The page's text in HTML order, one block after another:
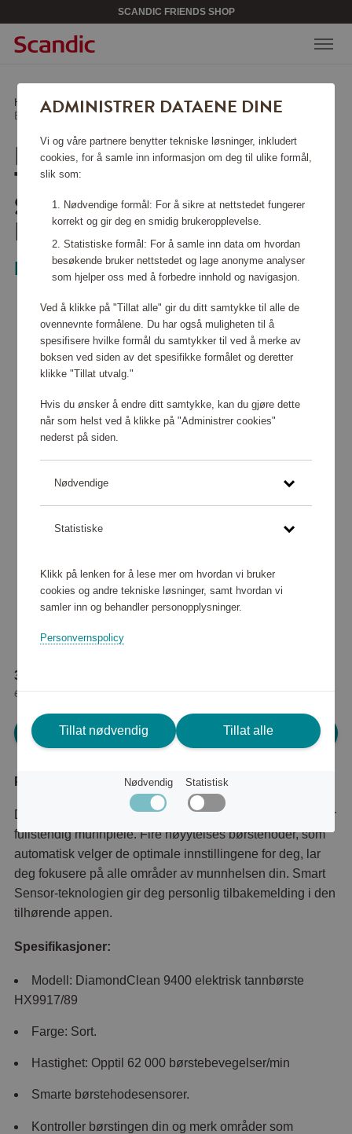
SCANDIC FRIENDS SHOP
Hjem /Hjemelektronikk/Personlig pleie/
Elektrisk Tannbørste Sonicare DiamondClean 9400
ELEKTRISK
TANNBØRSTE
SONICARE
DIAMONDCLEAN 9400
Philips
387 440 poeng
eller
Logg inn for å handle
Produktbeskrivelse
DiamondClean Smart 9400 er Philips beste tannbørste for
fullstendig munnpleie. Fire høyytelses børstehoder, som
automatisk velger de optimale innstillingene for deg, lar
deg fokusere på alle områder av munnhelsen din. Smart
Sensor-teknologien gir deg personlig tilbakemelding i den
tilhørende appen.
Spesifikasjoner:
Modell: DiamondClean 9400 elektrisk tannbørste
HX9917/89
Farge: Sort.
Hastighet: Opptil 62 000 børstebevegelser/min
Smarte børstehodesensorer.
Kontroller børstingen din og merk områder som
ADMINISTRER DATAENE DINE
Vi og våre partnere benytter tekniske løsninger, inkludert
cookies, for å samle inn informasjon om deg til ulike formål,
slik som:
Nødvendige formål: For å sikre at nettstedet fungerer
korrekt og gir deg en smidig brukeropplevelse.
Statistiske formål: For å samle inn data om hvordan
besøkende bruker nettstedet og lage anonyme analyser
som hjelper oss med å forbedre innhold og navigasjon.
Ved å klikke på "Tillat alle" gir du ditt samtykke til alle de
ovennevnte formålene. Du har også muligheten til å
spesifisere hvilke formål du samtykker til ved å merke av
boksen ved siden av det spesifikke formålet og deretter
klikke "Tillat utvalg."
Hvis du ønsker å endre ditt samtykke, kan du gjøre dette
når som helst ved å klikke på "Administrer cookies"
nederst på siden.
Nødvendige
Statistiske
Klikk på lenken for å lese mer om hvordan vi bruker
cookies og andre tekniske løsninger, samt hvordan vi
samler inn og behandler personopplysninger.
Personvernspolicy
Tillat nødvendig Tillat alle
Nødvendig Statistisk